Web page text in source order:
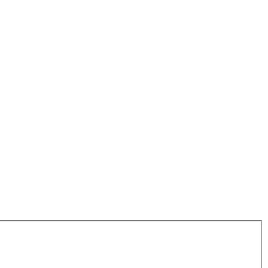
информационные материалы и цены, размещенные на